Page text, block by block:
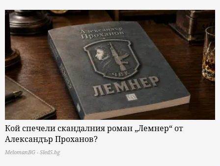
Кой спечели скандалния роман „Лемнер“ от
Александър Проханов?
MelomanBG - Sled5.bg